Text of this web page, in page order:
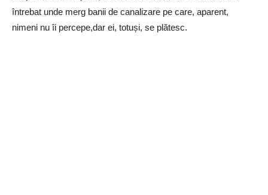
întrebat unde merg banii de canalizare pe care, aparent,
nimeni nu îi percepe,dar ei, totuși, se plătesc.